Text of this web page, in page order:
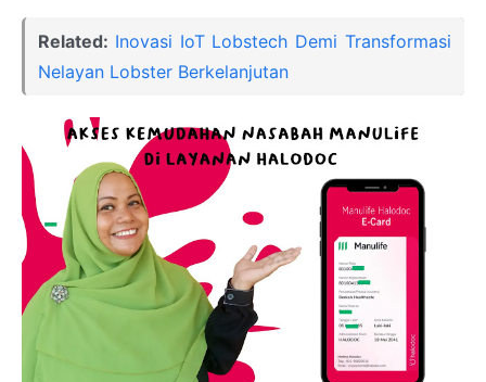
Related: Inovasi IoT Lobstech Demi Transformasi
Nelayan Lobster Berkelanjutan